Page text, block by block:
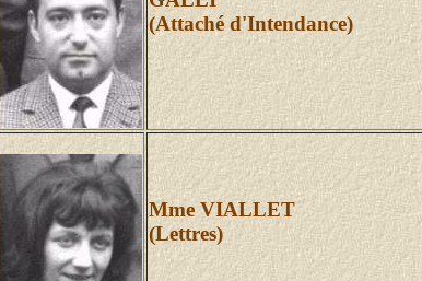
(Attaché d'Intendance)
Mme VIALLET
(Lettres)